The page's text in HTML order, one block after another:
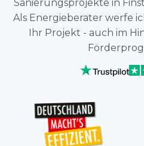
Sanierungsprojekte in
Als Energieberater werfe
Ihr Projekt - auch im